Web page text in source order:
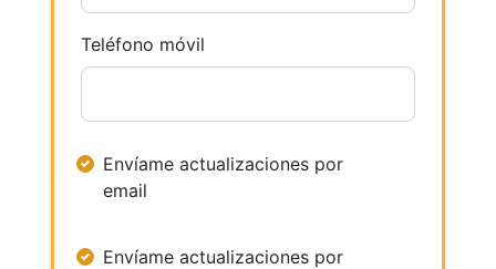
Teléfono móvil
Envíame actualizaciones por
email
Envíame actualizaciones por